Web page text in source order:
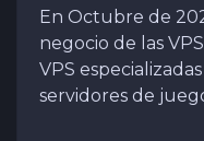
En Octubre de
negocio de las
VPS
servidores de